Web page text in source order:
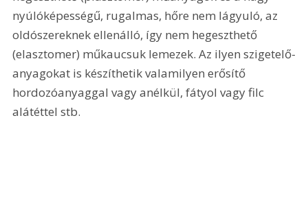
nyúlóképességű, rugalmas, hőre nem lágyuló, az
oldószereknek ellenálló, így nem hegeszthető
(elasztomer) műkaucsuk lemezek. Az ilyen szigetelő-
anyagokat is készíthetik valamilyen erősítő
hordozóanyaggal vagy anélkül, fátyol vagy filc
alátéttel stb.